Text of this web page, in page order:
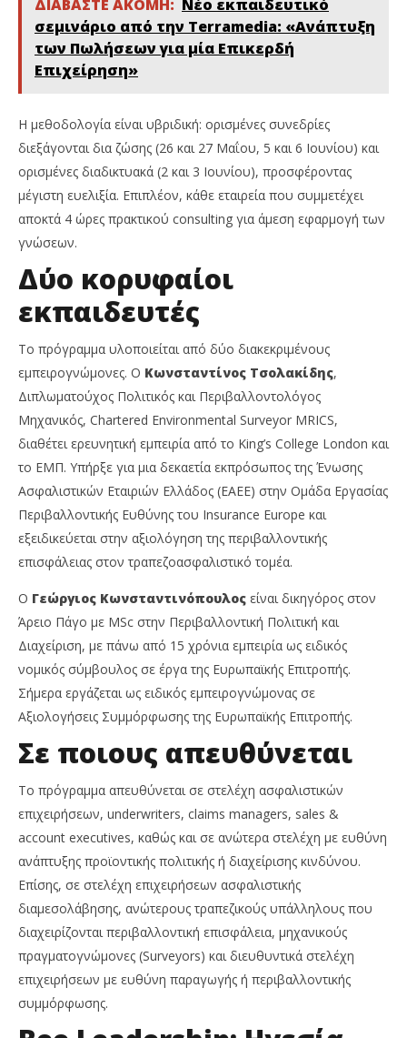
ΔΙΑΒΑΣΤΕ ΑΚΟΜΗ: Νέο εκπαιδευτικό
σεμινάριο από την Terramedia: «Ανάπτυξη
των Πωλήσεων για μία Επικερδή
Επιχείρηση»
Η μεθοδολογία είναι υβριδική: ορισμένες συνεδρίες
διεξάγονται δια ζώσης (26 και 27 Μαΐου, 5 και 6 Ιουνίου) και
ορισμένες διαδικτυακά (2 και 3 Ιουνίου), προσφέροντας
μέγιστη ευελιξία. Επιπλέον, κάθε εταιρεία που συμμετέχει
αποκτά 4 ώρες πρακτικού consulting για άμεση εφαρμογή των
γνώσεων.
Δύο κορυφαίοι
εκπαιδευτές
Το πρόγραμμα υλοποιείται από δύο διακεκριμένους
εμπειρογνώμονες. Ο Κωνσταντίνος Τσολακίδης,
Διπλωματούχος Πολιτικός και Περιβαλλοντολόγος
Μηχανικός, Chartered Environmental Surveyor MRICS,
διαθέτει ερευνητική εμπειρία από το King’s College London και
το ΕΜΠ. Υπήρξε για μια δεκαετία εκπρόσωπος της Ένωσης
Ασφαλιστικών Εταιριών Ελλάδος (ΕΑΕΕ) στην Ομάδα Εργασίας
Περιβαλλοντικής Ευθύνης του Insurance Europe και
εξειδικεύεται στην αξιολόγηση της περιβαλλοντικής
επισφάλειας στον τραπεζοασφαλιστικό τομέα.
Ο Γεώργιος Κωνσταντινόπουλος είναι δικηγόρος στον
Άρειο Πάγο με MSc στην Περιβαλλοντική Πολιτική και
Διαχείριση, με πάνω από 15 χρόνια εμπειρία ως ειδικός
νομικός σύμβουλος σε έργα της Ευρωπαϊκής Επιτροπής.
Σήμερα εργάζεται ως ειδικός εμπειρογνώμονας σε
Αξιολογήσεις Συμμόρφωσης της Ευρωπαϊκής Επιτροπής.
Σε ποιους απευθύνεται
Το πρόγραμμα απευθύνεται σε στελέχη ασφαλιστικών
επιχειρήσεων, underwriters, claims managers, sales &
account executives, καθώς και σε ανώτερα στελέχη με ευθύνη
ανάπτυξης προϊοντικής πολιτικής ή διαχείρισης κινδύνου.
Επίσης, σε στελέχη επιχειρήσεων ασφαλιστικής
διαμεσολάβησης, ανώτερους τραπεζικούς υπάλληλους που
διαχειρίζονται περιβαλλοντική επισφάλεια, μηχανικούς
πραγματογνώμονες (Surveyors) και διευθυντικά στελέχη
επιχειρήσεων με ευθύνη παραγωγής ή περιβαλλοντικής
συμμόρφωσης.